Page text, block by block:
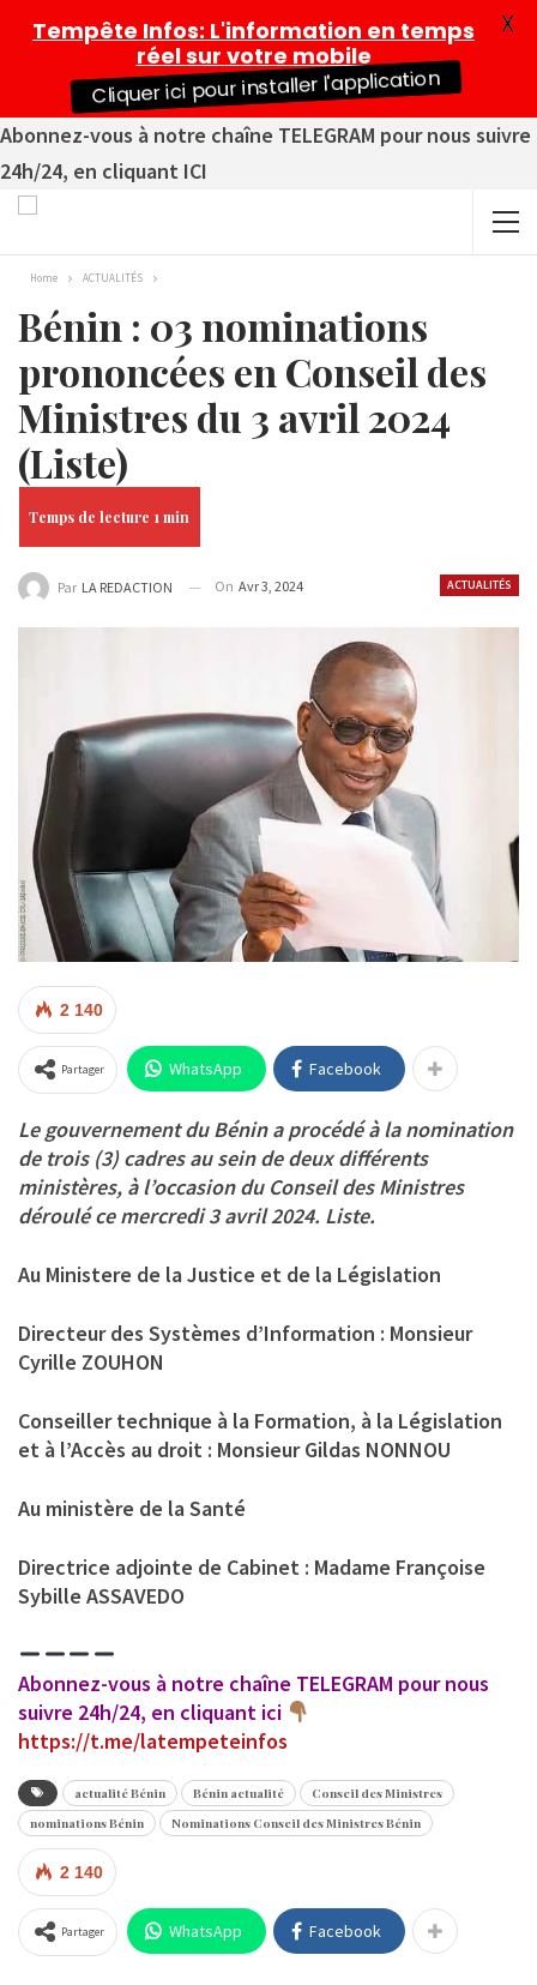
Abonnez-vous à notre chaîne TELEGRAM pour nous suivre
24h/24, en cliquant ICI
Home ACTUALITÉS
Bénin : 03 nominations
prononcées en Conseil des
Ministres du 3 avril 2024
(Liste)
ACTUALITÉS
Par LA REDACTION On Avr 3, 2024
2 140
Partager WhatsApp Facebook
Le gouvernement du Bénin a procédé à la nomination
de trois (3) cadres au sein de deux différents
ministères, à l’occasion du Conseil des Ministres
déroulé ce mercredi 3 avril 2024. Liste.
Au Ministere de la Justice et de la Législation
Directeur des Systèmes d’Information : Monsieur
Cyrille ZOUHON
Conseiller technique à la Formation, à la Législation
et à l’Accès au droit : Monsieur Gildas NONNOU
Au ministère de la Santé
Directrice adjointe de Cabinet : Madame Françoise
Sybille ASSAVEDO
Abonnez-vous à notre chaîne TELEGRAM pour nous
suivre 24h/24, en cliquant ici
https://t.me/latempeteinfos
actualité Bénin Bénin actualité
Conseil des Ministres
nominations Bénin
Nominations Conseil des Ministres Bénin
2 140
Partager WhatsApp Facebook
Tempête Infos: L'information en temps
réel sur votre mobile
Cliquer ici pour installer l'application
X